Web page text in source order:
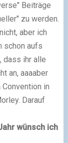
Beiträge
zu werden.
aber ich
schon aufs
dass ihr alle
an, aaaaber
in
Darauf
wünsch ich